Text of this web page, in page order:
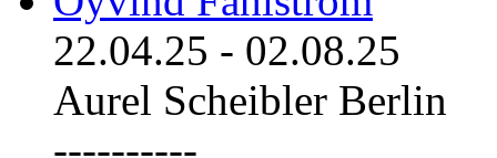
22.04.25 - 02.08.25
Aurel Scheibler Berlin